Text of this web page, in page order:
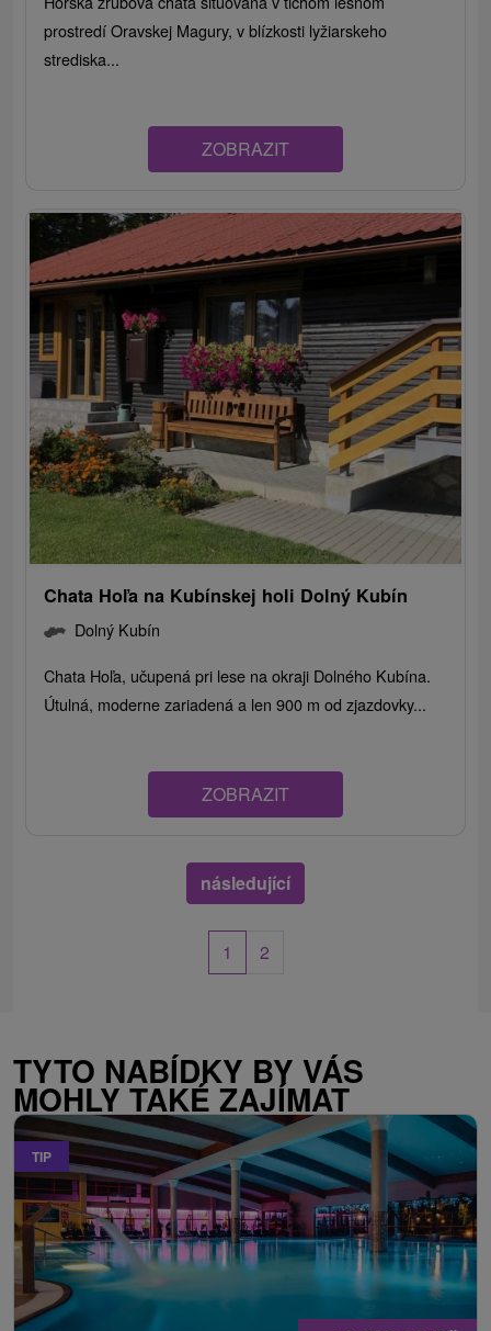
prostredí Oravskej Magury, v blízkosti lyžiarskeho
strediska...
ZOBRAZIT
Chata Hoľa na Kubínskej holi Dolný Kubín
Dolný Kubín
Chata Hoľa, učupená pri lese na okraji Dolného Kubína.
Útulná, moderne zariadená a len 900 m od zjazdovky...
ZOBRAZIT
následující
1 2
TYTO NABÍDKY BY VÁS
MOHLY TAKÉ ZAJÍMAT
TIP